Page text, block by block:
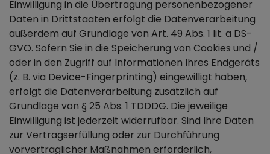
Einwilligung in die Übertragung personenbezogener
Daten in Drittstaaten erfolgt die Datenverarbeitung
außerdem auf Grundlage von Art. 49 Abs. 1 lit. a DS-
GVO. Sofern Sie in die Speicherung von Cookies und /
oder in den Zugriff auf Informationen Ihres Endgeräts
(z. B. via Device-Fingerprinting) eingewilligt haben,
erfolgt die Datenverarbeitung zusätzlich auf
Grundlage von § 25 Abs. 1 TDDDG. Die jeweilige
Einwilligung ist jederzeit widerrufbar. Sind Ihre Daten
zur Vertragserfüllung oder zur Durchführung
vorvertraglicher Maßnahmen erforderlich,